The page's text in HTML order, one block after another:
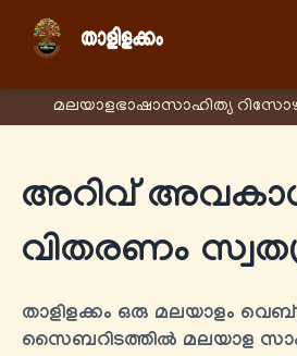
മലയാളഭാഷാസാഹിത്യ
അറിവ്
വിതരണം
താളിളക്കം ഒരു മലയാളം
സൈബറിടത്തിൽ മലയാള